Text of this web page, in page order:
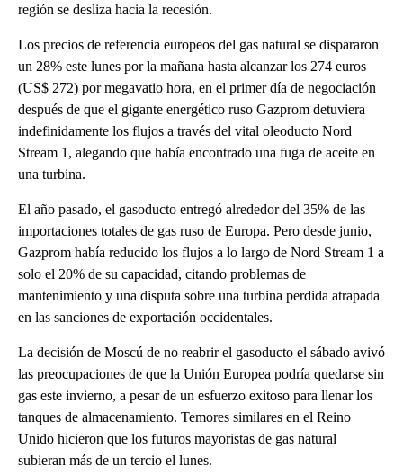
región se desliza hacia la recesión.
Los precios de referencia europeos del gas natural se dispararon
un 28% este lunes por la mañana hasta alcanzar los 274 euros
(US$ 272) por megavatio hora, en el primer día de negociación
después de que el gigante energético ruso Gazprom detuviera
indefinidamente los flujos a través del vital oleoducto Nord
Stream 1, alegando que había encontrado una fuga de aceite en
una turbina.
El año pasado, el gasoducto entregó alrededor del 35% de las
importaciones totales de gas ruso de Europa. Pero desde junio,
Gazprom había reducido los flujos a lo largo de Nord Stream 1 a
solo el 20% de su capacidad, citando problemas de
mantenimiento y una disputa sobre una turbina perdida atrapada
en las sanciones de exportación occidentales.
La decisión de Moscú de no reabrir el gasoducto el sábado avivó
las preocupaciones de que la Unión Europea podría quedarse sin
gas este invierno, a pesar de un esfuerzo exitoso para llenar los
tanques de almacenamiento. Temores similares en el Reino
Unido hicieron que los futuros mayoristas de gas natural
subieran más de un tercio el lunes.